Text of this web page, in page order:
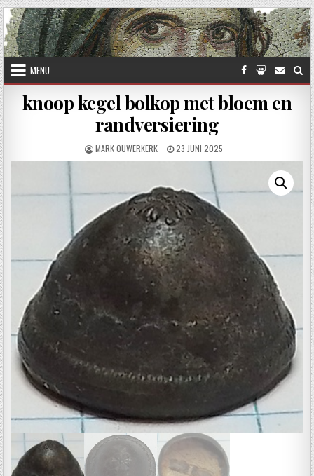
Skip to content
MENU
knoop kegel bolkop met bloem en
randversiering
AUTHOR:
MARK OUWERKERK PUBLISHED DATE:
23 JUNI 2025